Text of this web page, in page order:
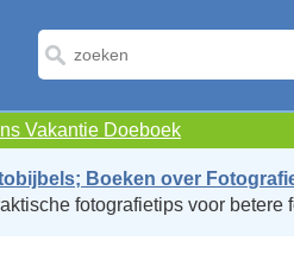
Vakantie Doeboek
Boeken over
fotografietips voor betere